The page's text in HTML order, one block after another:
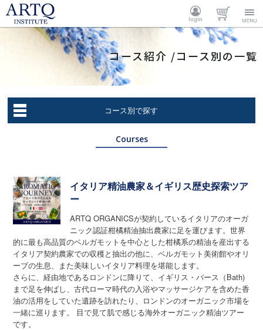
ARTQ
INSTITUTE
Menu
カート
ログイ
コース紹介 /コース別の一覧
コース別で探す
Courses
イタリア精油農家＆イギリス歴史探索ツア
ー
ARTQ ORGANICSが契約しているイタリアのオーガ
ニック認証柑橘精油抽出農家に足を運びます。世界
的に最も高品質のベルガモットを中心とした柑橘系の精油を産出する
イタリア契約農家での収穫と抽出の他に、ベルガモット美術館やオリ
ーブの生息、また美味しいイタリア料理を堪能します。
さらに、経由地であるロンドンに降りて、イギリス・バース（Bath)
まで足を伸ばし、古代ローマ時代の入浴やマッサージケアを含めた香
油の活用をしていた遺跡を訪れたり、ロンドンのオーガニック市場を
一緒に巡ります。 目で見て肌で感じる海外オーガニック精油ツアー
です。